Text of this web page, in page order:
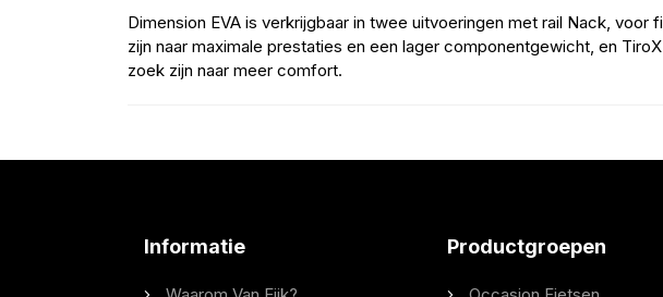
Dimension EVA is verkrijgbaar in twee uitvoeringen met rail Nack, voor
zijn naar maximale prestaties en een lager componentgewicht, en
zoek zijn naar meer comfort.
Informatie Productgroepen